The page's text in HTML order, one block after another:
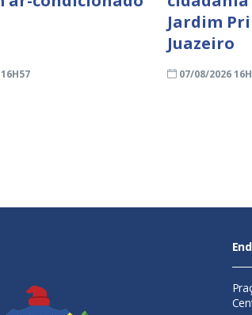
Jardim
Juazeiro
07/08/2026